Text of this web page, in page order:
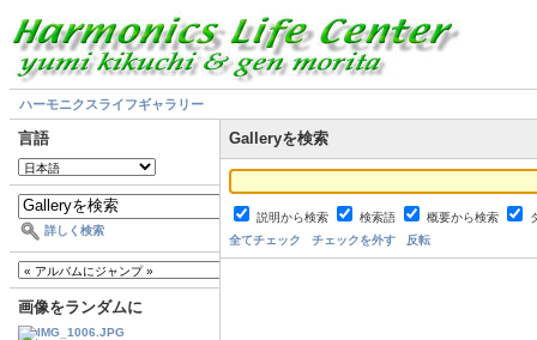
ハーモニクスライフギャラリー
言語
詳しく検索
画像をランダムに
Galleryを検索
説明から検索 検索語 概要から検索
全てチェック
チェックを外す 反転